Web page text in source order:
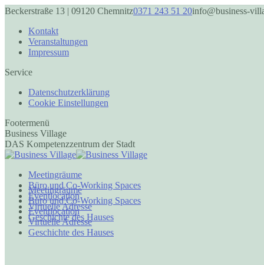
Zum
springen
Beckerstraße 13 | 09120 Chemnitz0371 243 51 20info@business-
Kontakt
Veranstaltungen
Impressum
Service
Datenschutzerklärung
Cookie Einstellungen
Footermenü
Business Village
DAS Kompetenzzentrum der Stadt
Meetingräume
Büro und Co-Working Spaces
Eventlocation
Virtuelle Adresse
Geschichte des Hauses
Facebook
Instagram
Meetingräume
Büro und Co-Working Spaces
Eventlocation
Virtuelle Adresse
Geschichte des Hauses